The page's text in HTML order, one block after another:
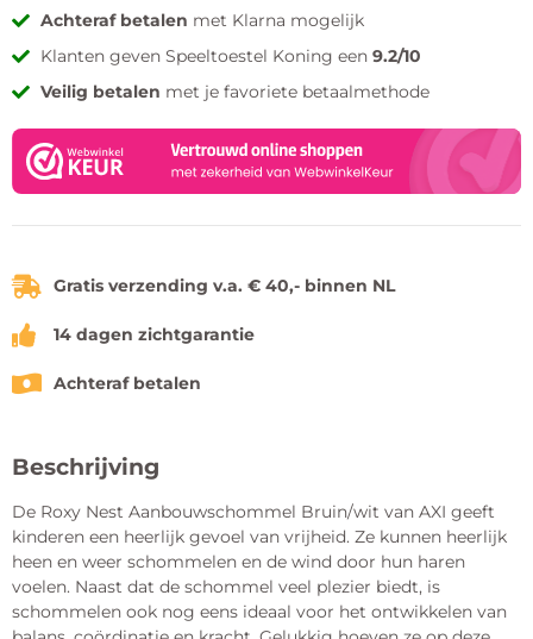
Achteraf betalen met Klarna mogelijk
Klanten geven Speeltoestel Koning een 9.2/10
Veilig betalen met je favoriete betaalmethode
Gratis verzending v.a. € 40,- binnen NL
14 dagen zichtgarantie
Achteraf betalen
Beschrijving
De Roxy Nest Aanbouwschommel Bruin/wit van AXI geeft
kinderen een heerlijk gevoel van vrijheid. Ze kunnen heerlijk
heen en weer schommelen en de wind door hun haren
voelen. Naast dat de schommel veel plezier biedt, is
schommelen ook nog eens ideaal voor het ontwikkelen van